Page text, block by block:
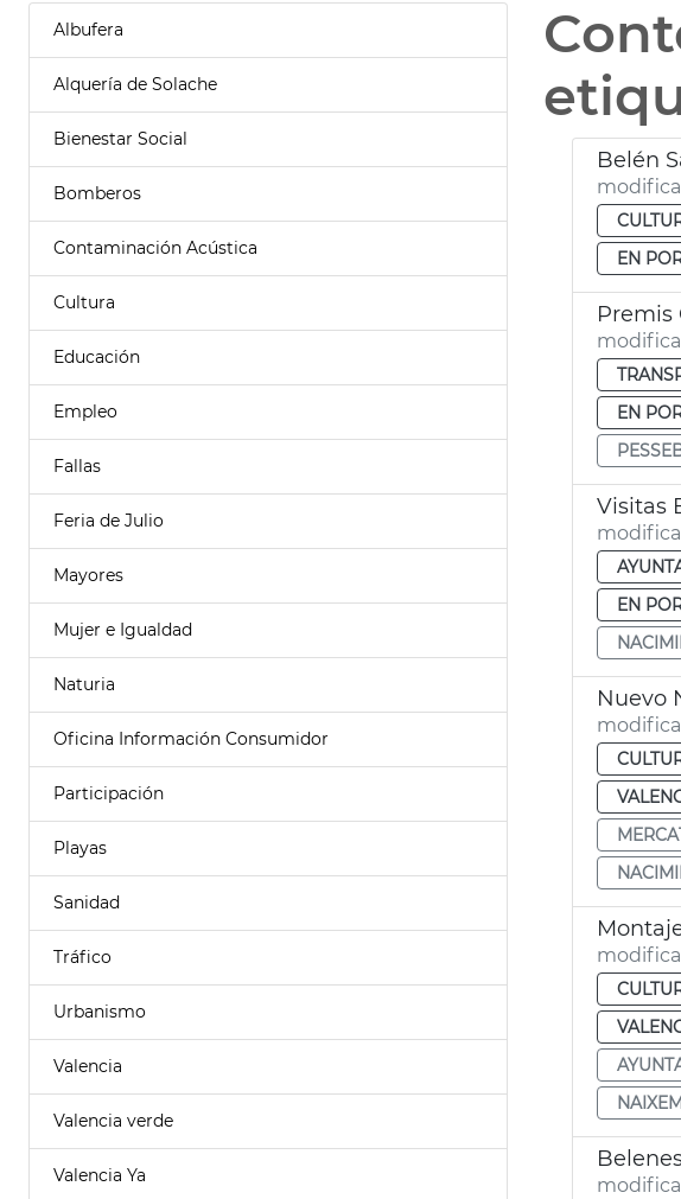
Albufera
Alquería de Solache
Bienestar Social
Bomberos
Contaminación Acústica
Cultura
Educación
Empleo
Fallas
Feria de Julio
Mayores
Mujer e Igualdad
Naturia
Oficina Información Consumidor
Participación
Playas
Sanidad
Tráfico
Urbanismo
Valencia
Valencia verde
Valencia Ya
Belén
EN
Premis
EN
Visitas
EN
Nuevo